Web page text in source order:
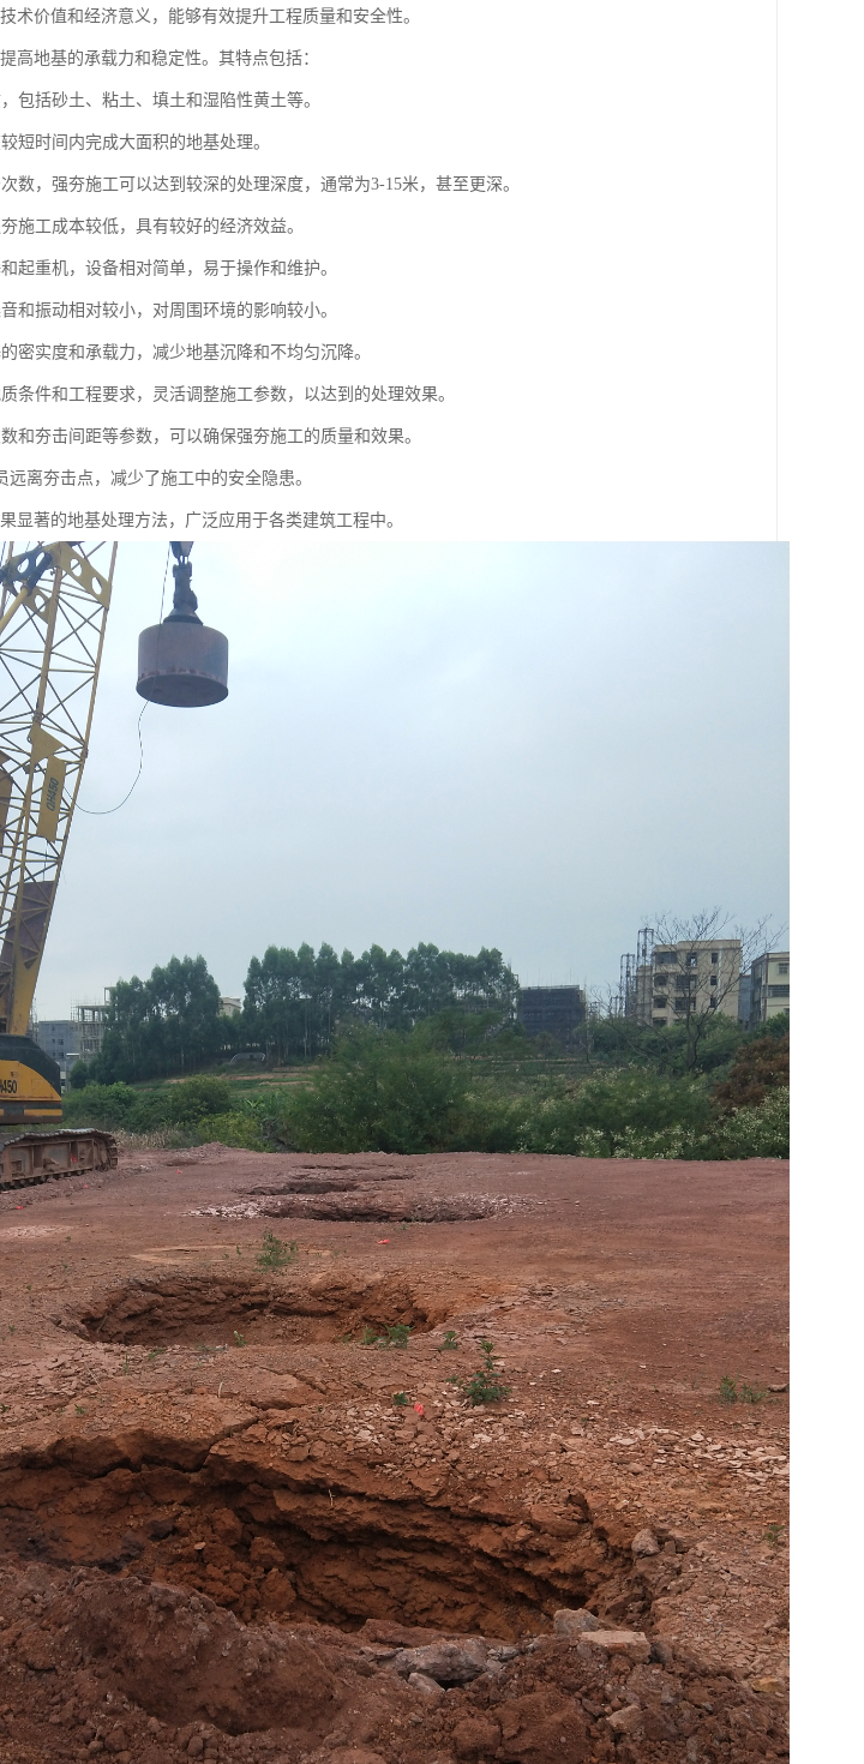
术价值和经济意义，能够有效提升工程质量和安全性。
高地基的承载力和稳定性。其特点包括：
包括砂土、粘土、填土和湿陷性黄土等。
短时间内完成大面积的地基处理。
数，强夯施工可以达到较深的处理深度，通常为3-15米，甚至更深。
施工成本较低，具有较好的经济效益。
起重机，设备相对简单，易于操作和维护。
和振动相对较小，对周围环境的影响较小。
密实度和承载力，减少地基沉降和不均匀沉降。
条件和工程要求，灵活调整施工参数，以达到的处理效果。
和夯击间距等参数，可以确保强夯施工的质量和效果。
离夯击点，减少了施工中的安全隐患。
显著的地基处理方法，广泛应用于各类建筑工程中。